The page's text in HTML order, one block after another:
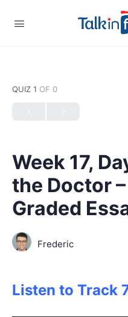
QUIZ 1 OF 0
Week 17,
the Doctor
Graded
Frederic
Listen to Track